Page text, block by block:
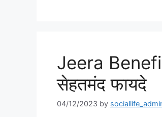
Jeera
सेहतमंद फायदे
04/12/2023 by